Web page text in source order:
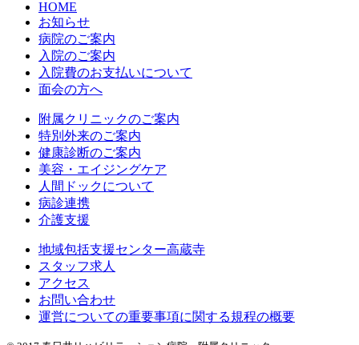
HOME
お知らせ
病院のご案内
入院のご案内
入院費のお支払いについて
面会の方へ
附属クリニックのご案内
特別外来のご案内
健康診断のご案内
美容・エイジングケア
人間ドックについて
病診連携
介護支援
地域包括支援センター高蔵寺
スタッフ求人
アクセス
お問い合わせ
運営についての重要事項に関する規程の概要